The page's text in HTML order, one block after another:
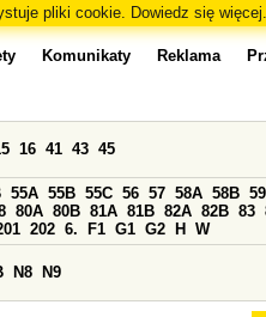
pliki cookie. Dowiedz się więcej.
Komunikaty Reklama
16 41 43 45
55A 55B 55C 56 57 58A 58B 59
80A 80B 81A 81B 82A 82B 83
202 6. F1 G1 G2 H W
N8 N9